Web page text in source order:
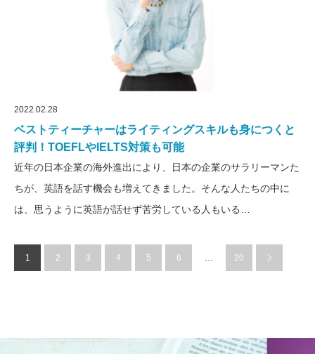
2022.02.28
ベストティーチャーはライティングスキルも身につくと
評判！TOEFLやIELTS対策も可能
近年の日本企業の海外進出により、日本の企業のサラリーマンた
ちが、英語を話す機会も増えてきました。そんな人たちの中に
は、思うように英語が話せず苦労している人もいる…
1 2 3 4 5 6 … 20